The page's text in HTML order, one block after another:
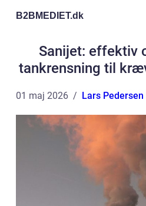
B2BMEDIET.dk
Sanijet: effektiv
tankrensning til
01 maj 2026 Lars Pedersen